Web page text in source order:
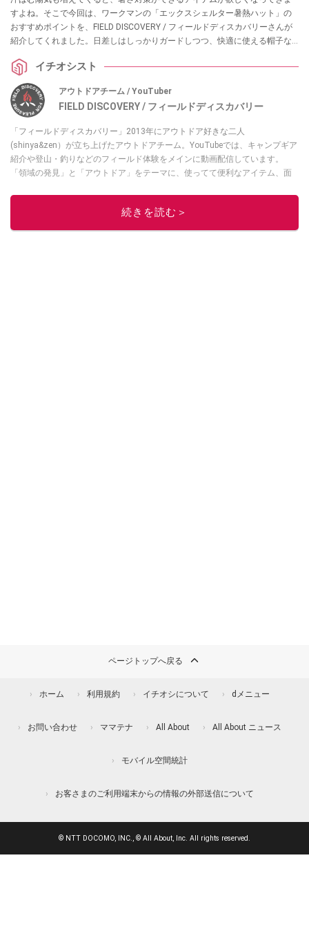
すよね。そこで今回は、ワークマンの「エックスシェルター暑熱ハット」の
おすすめポイントを、FIELD DISCOVERY / フィールドディスカバリーさんが
紹介してくれました。日差しはしっかりガードしつつ、快適に使える帽子な
イチオシスト
アウトドアチーム / YouTuber
FIELD DISCOVERY / フィールドディスカバリー
「フィールドディスカバリー」2013年にアウトドア好きな二人
(shinya&zen）が立ち上げたアウトドアチーム。YouTubeでは、キャンプギア
紹介や登山・釣りなどのフィールド体験をメインに動画配信しています。
「領域の発見」と「アウトドア」をテーマに、使ってて便利なアイテム、面
・YouTubeチャンネルは
続きを読む＞
ページトップへ戻る
ホーム 利用規約 イチオシについて dメニュー
お問い合わせ ママテナ All About All About ニュース
モバイル空間統計
お客さまのご利用端末からの情報の外部送信について
© NTT DOCOMO, INC., © All About, Inc. All rights reserved.